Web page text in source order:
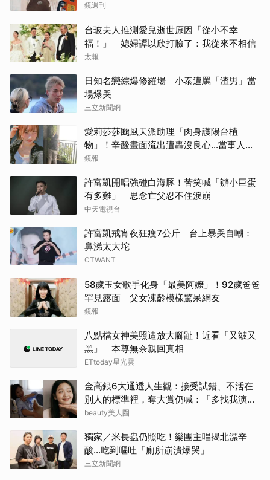
鏡週刊
台玻夫人推測愛兒逝世原因「從小不幸
福！」 媳婦譚以欣打臉了：我從來不相信
太報
日知名戀綜爆修羅場 小泰遭罵「渣男」當
場爆哭
三立新聞網
愛莉莎莎颱風天派助理「肉身護陽台植
物」！辛酸畫面流出遭轟沒良心...當事人澄
清了
鏡報
許富凱開唱強碰白海豚！苦笑喊「辦小巨蛋
有多難」 思念亡父忍不住淚崩
中天電視台
許富凱戒宵夜狂瘦7公斤 台上暴哭自嘲：
鼻涕太大坨
CTWANT
58歲玉女歌手化身「最美阿嬤」！92歲爸爸
罕見露面 父女凍齡模樣驚呆網友
鏡報
八點檔女神美照遭放大腳趾！近看「又皺又
黑」 本尊無奈親回真相
ETtoday星光雲
金高銀6大通透人生觀：接受試錯、不活在
別人的標準裡，奪大賞仍喊：「多找我演
戲！」
beauty美人圈
獨家／米長蟲仍照吃！樂團主唱揭北漂辛
酸…吃到嘔吐「廁所崩潰爆哭」
三立新聞網